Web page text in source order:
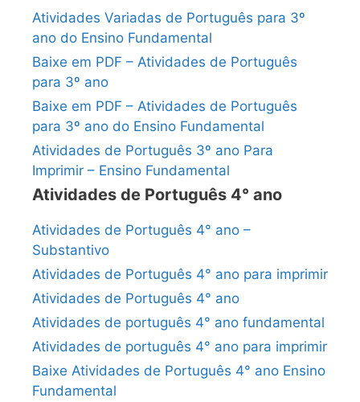
Atividades Variadas de Português para 3º
ano do Ensino Fundamental
Baixe em PDF – Atividades de Português
para 3º ano
Baixe em PDF – Atividades de Português
para 3º ano do Ensino Fundamental
Atividades de Português 3º ano Para
Imprimir – Ensino Fundamental
Atividades de Português 4° ano
Atividades de Português 4° ano –
Substantivo
Atividades de Português 4° ano para imprimir
Atividades de Português 4° ano
Atividades de português 4° ano fundamental
Atividades de português 4° ano para imprimir
Baixe Atividades de Português 4° ano Ensino
Fundamental